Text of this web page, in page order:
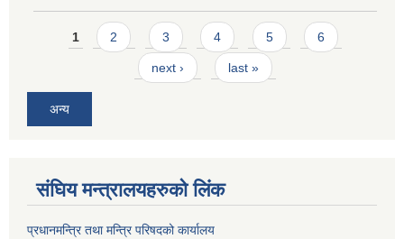
Pages
1 2 3 4 5 6
next › last »
अन्य
संघिय मन्त्र‍ालयहरुको लिंक
प्रधानमन्त्रि तथा मन्त्रि परिषदको कार्यालय